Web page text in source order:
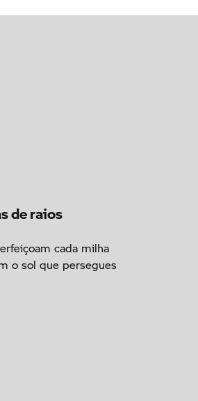
de raios
cada milha
o sol que persegues